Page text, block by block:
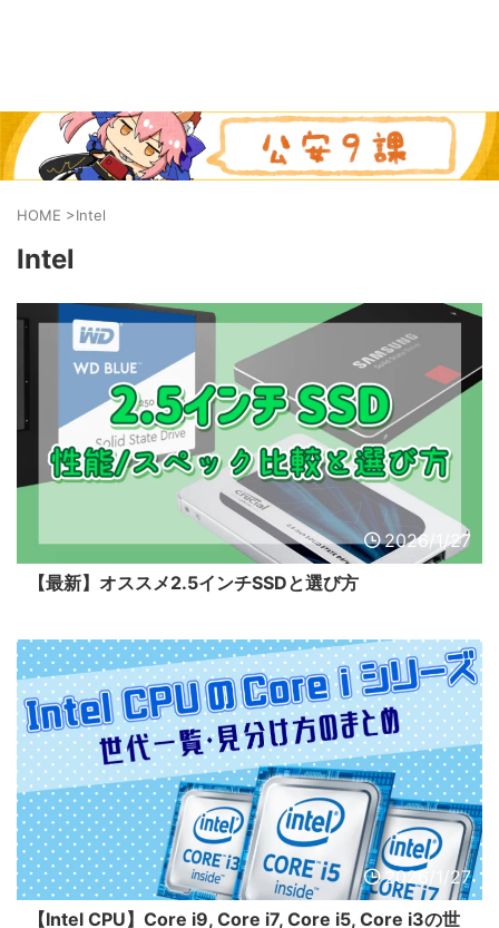
HOME >Intel
Intel
2026/1/27
【最新】オススメ2.5インチSSDと選び方
2026/1/27
【Intel CPU】Core i9, Core i7, Core i5, Core i3の世